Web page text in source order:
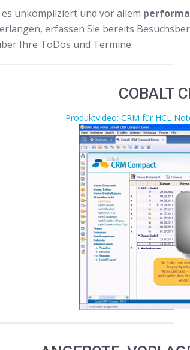
unkompliziert und vor allem
erfassen Sie bereits
Ihre ToDos und Termine.
COBALT
Produktvideo: CRM für HCL